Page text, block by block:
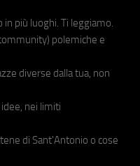
più luoghi. Ti leggiamo.
polemiche e
diverse dalla tua, non
nei limiti
di Sant'Antonio o cose